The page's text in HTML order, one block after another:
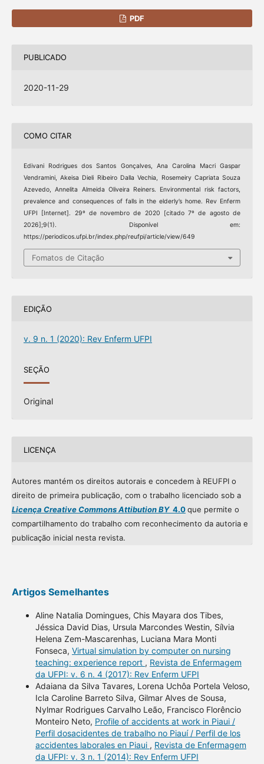
PDF
PUBLICADO
2020-11-29
COMO CITAR
Edivani Rodrigues dos Santos Gonçalves, Ana Carolina Macri Gaspar
Vendramini, Akeisa Dieli Ribeiro Dalla Vechia, Rosemeiry Capriata Souza
Azevedo, Annelita Almeida Oliveira Reiners. Environmental risk factors,
prevalence and consequences of falls in the elderly’s home. Rev Enferm
UFPI [Internet]. 29º de novembro de 2020 [citado 7º de agosto de
2026];9(1). Disponível em:
https://periodicos.ufpi.br/index.php/reufpi/article/view/649
Fomatos de Citação
EDIÇÃO
v. 9 n. 1 (2020): Rev Enferm UFPI
SEÇÃO
Original
LICENÇA
Autores mantém os direitos autorais e concedem à REUFPI o
direito de primeira publicação, com o trabalho licenciado sob a
Licença Creative Commons Attibution BY4.0que permite o
compartilhamento do trabalho com reconhecimento da autoria e
publicação inicial nesta revista.
Artigos Semelhantes
Aline Natalia Domingues, Chis Mayara dos Tibes,
Jéssica David Dias, Ursula Marcondes Westin, Sílvia
Helena Zem-Mascarenhas, Luciana Mara Monti
Fonseca, Virtual simulation by computer on nursing
teaching: experience report , Revista de Enfermagem
da UFPI: v. 6 n. 4 (2017): Rev Enferm UFPI
Adaiana da Silva Tavares, Lorena Uchôa Portela Veloso,
Icla Caroline Barreto Silva, Gilmar Alves de Sousa,
Nylmar Rodrigues Carvalho Leão, Francisco Florêncio
Monteiro Neto, Profile of accidents at work in Piaui /
Perfil dosacidentes de trabalho no Piauí / Perfil de los
accidentes laborales en Piaui , Revista de Enfermagem
da UFPI: v. 3 n. 1 (2014): Rev Enferm UFPI